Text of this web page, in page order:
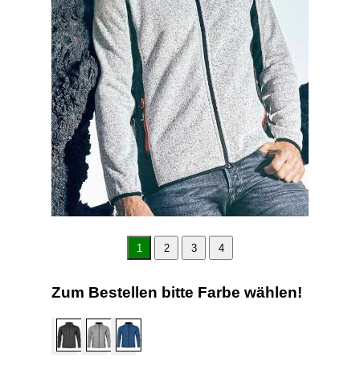
1 2 3 4
Zum Bestellen bitte Farbe wählen!